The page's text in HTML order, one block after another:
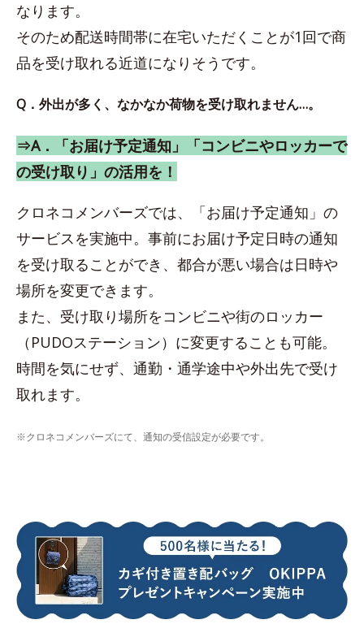
なります。
そのため配送時間帯に在宅いただくことが1回で商
品を受け取れる近道になりそうです。
Q．外出が多く、なかなか荷物を受け取れません…。
⇒A．「お届け予定通知」「コンビニやロッカーで
の受け取り」の活用を！
クロネコメンバーズでは、「お届け予定通知」の
サービスを実施中。事前にお届け予定日時の通知
を受け取ることができ、都合が悪い場合は日時や
場所を変更できます。
また、受け取り場所をコンビニや街のロッカー
（PUDOステーション）に変更することも可能。
時間を気にせず、通勤・通学途中や外出先で受け
取れます。
※クロネコメンバーズにて、通知の受信設定が必要です。